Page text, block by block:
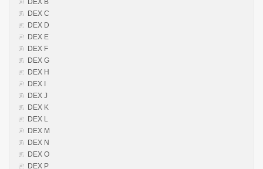
DEX B
DEX C
DEX D
DEX E
DEX F
DEX G
DEX H
DEX I
DEX J
DEX K
DEX L
DEX M
DEX N
DEX O
DEX P